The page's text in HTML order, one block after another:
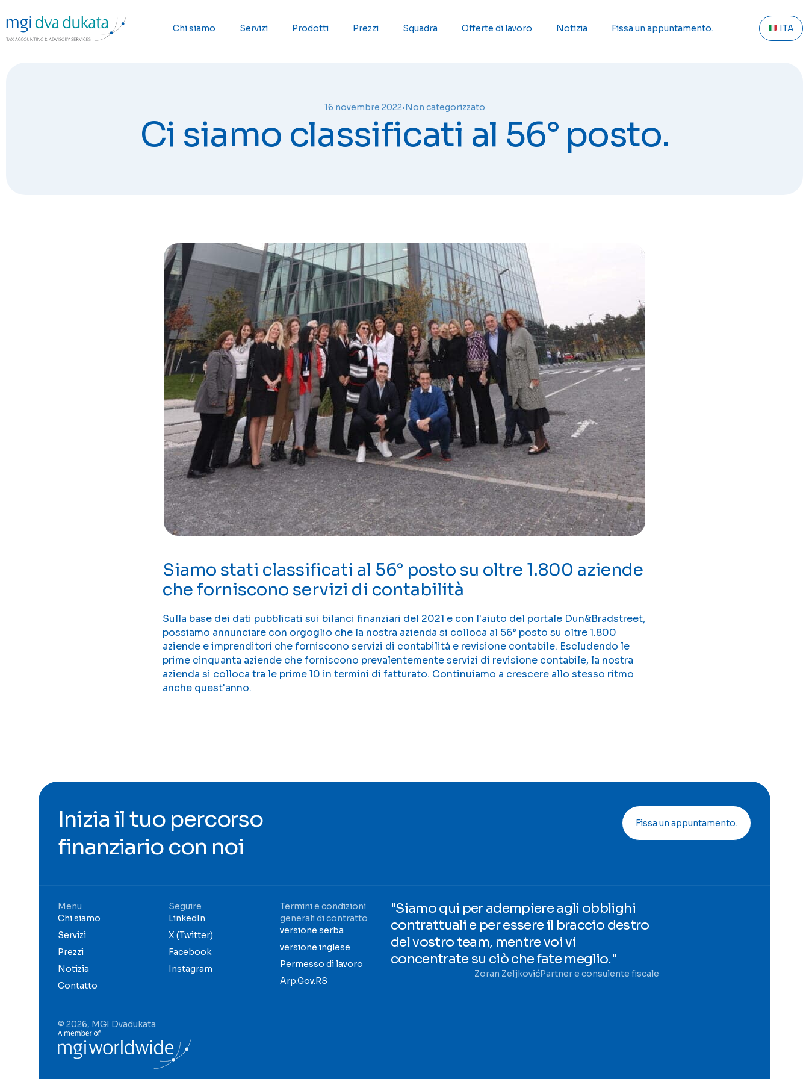
Chi siamo Servizi Prodotti Prezzi Squadra Offerte di lavoro Notizia Fissa un appuntamento. ITA
16 novembre 2022•Non categorizzato
Ci siamo classificati al 56° posto.
Siamo stati classificati al 56° posto su oltre 1.800 aziende
che forniscono servizi di contabilità
Sulla base dei dati pubblicati sui bilanci finanziari del 2021 e con l'aiuto del portale Dun&Bradstreet,
possiamo annunciare con orgoglio che la nostra azienda si colloca al 56° posto su oltre 1.800
aziende e imprenditori che forniscono servizi di contabilità e revisione contabile. Escludendo le
prime cinquanta aziende che forniscono prevalentemente servizi di revisione contabile, la nostra
azienda si colloca tra le prime 10 in termini di fatturato. Continuiamo a crescere allo stesso ritmo
anche quest'anno.
Inizia il tuo percorso
finanziario con noi
Fissa un appuntamento.
Menu
Chi siamo
Servizi
Prezzi
Notizia
Contatto
Seguire
LinkedIn
X (Twitter)
Facebook
Instagram
Termini e condizioni
generali di contratto
versione serba
versione inglese
Permesso di lavoro
Arp.Gov.RS
"Siamo qui per adempiere agli obblighi
contrattuali e per essere il braccio destro
del vostro team, mentre voi vi
concentrate su ciò che fate meglio."
Zoran ZeljkovićPartner e consulente fiscale
© 2026, MGI Dvadukata